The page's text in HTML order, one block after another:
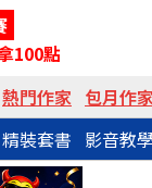
100點
熱門作家 包月作
精裝套書 影音教